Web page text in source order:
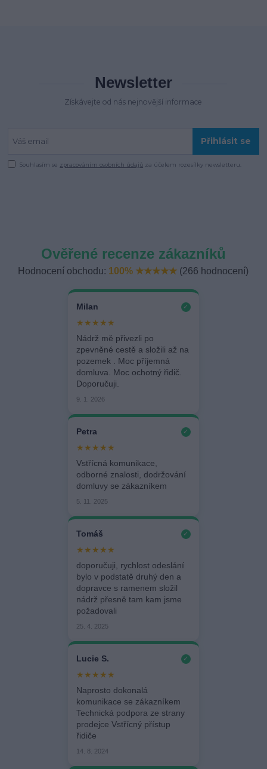
Newsletter
Získávejte od nás nejnovější informace
Přihlásit se
Souhlasím se zpracováním osobních údajů za účelem rozesílky newsletteru.
Ověřené recenze zákazníků
Hodnocení obchodu: 100% ★★★★★ (266 hodnocení)
Milan ✓
★★★★★
Nádrž mě přivezli po
zpevněné cestě a složili až na
pozemek . Moc příjemná
domluva. Moc ochotný řidič.
Doporučuji.
9. 1. 2026
Petra ✓
★★★★★
Vstřícná komunikace,
odborné znalosti, dodržování
domluvy se zákazníkem
5. 11. 2025
Tomáš ✓
★★★★★
doporučuji, rychlost odeslání
bylo v podstatě druhý den a
dopravce s ramenem složil
nádrž přesně tam kam jsme
požadovali
25. 4. 2025
Lucie S. ✓
★★★★★
Naprosto dokonalá
komunikace se zákazníkem
Technická podpora ze strany
prodejce Vstřícný přístup
řidiče
14. 8. 2024